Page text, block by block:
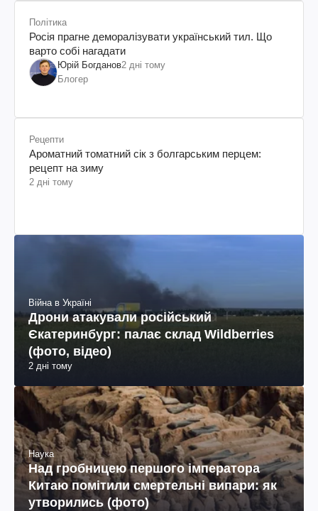
Політика
Росія прагне деморалізувати український тил. Що
варто собі нагадати
Юрій Богданов2 дні тому
Блогер
Рецепти
Ароматний томатний сік з болгарським перцем:
рецепт на зиму
2 дні тому
Війна в Україні
Дрони атакували російський
Єкатеринбург: палає склад Wildberries
(фото, відео)
2 дні тому
Наука
Над гробницею першого імператора
Китаю помітили смертельні випари: як
утворились (фото)